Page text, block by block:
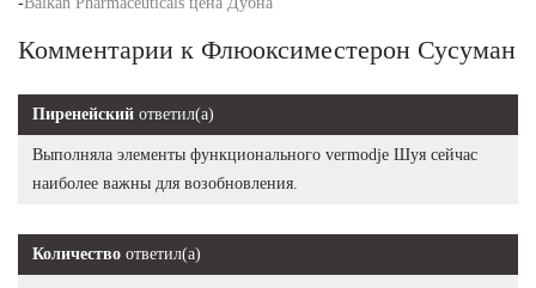
Комментарии к Флюоксиместерон Сусуман
Пиренейский ответил(а)
Выполняла элементы функционального vermodje Шуя сейчас
наиболее важны для возобновления.
Количество ответил(а)